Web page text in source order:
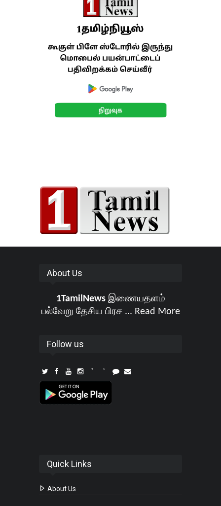
About Us
1TamilNewsஇணையதளம்
பல்வேறு தேசிய பிரச ... Read More
Follow us
Quick Links
About Us